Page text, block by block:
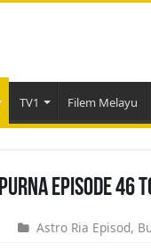
TV1 Filem Melayu
Episode 46
Astro Ria Episod,